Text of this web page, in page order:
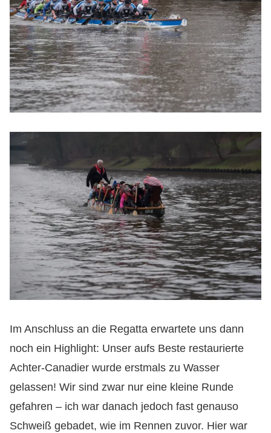
Im Anschluss an die Regatta erwartete uns dann
noch ein Highlight: Unser aufs Beste restaurierte
Achter-Canadier wurde erstmals zu Wasser
gelassen! Wir sind zwar nur eine kleine Runde
gefahren – ich war danach jedoch fast genauso
Schweiß gebadet, wie im Rennen zuvor. Hier war